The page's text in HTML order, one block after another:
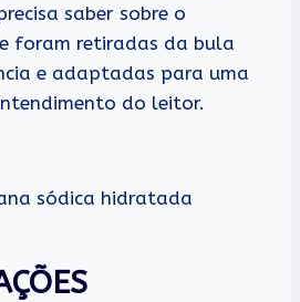
saber sobre o
foram retiradas da bula
e adaptadas para uma
do leitor.
sódica hidratada